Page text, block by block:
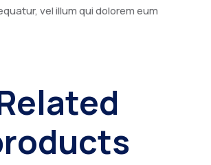
vel illum qui dolorem eum